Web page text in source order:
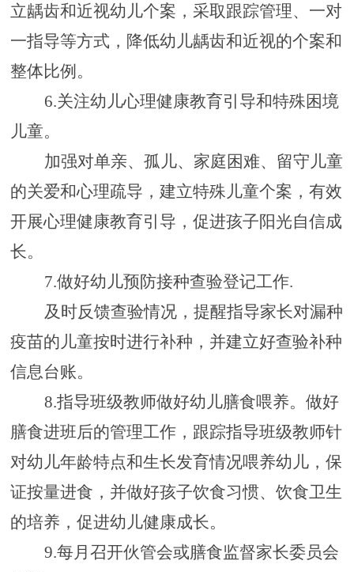
立龋齿和近视幼儿个案，采取跟踪管理、 一对
一指导等方式， 降低幼儿龋齿和近视的个案和
整体比例 。
6.关注幼儿心理健康教育引导和特殊困境
儿童。
加强对单亲、孤儿、家庭困难、留守儿童
的关爱和心理疏导，建立特殊儿童个案，有效
开展心理健康教育引导，促进孩子阳光自信成
长。
7.做好幼儿预防接种查验登记工作.
及时反馈查验情况， 提醒指导家长对漏种
疫苗的儿童按时进行补种，并建立好查验补种
信息台账。
8.指导班级教师做好幼儿膳食喂养。做好
膳食进班后的管理工作，跟踪指导班级教师针
对幼儿年龄特点和生长发育情况喂养幼儿，保
证按量进食，并做好孩子饮食习惯、饮食卫生
的培养， 促进幼儿健康成长。
9.每月 召开伙管会或膳食监督家长委员会